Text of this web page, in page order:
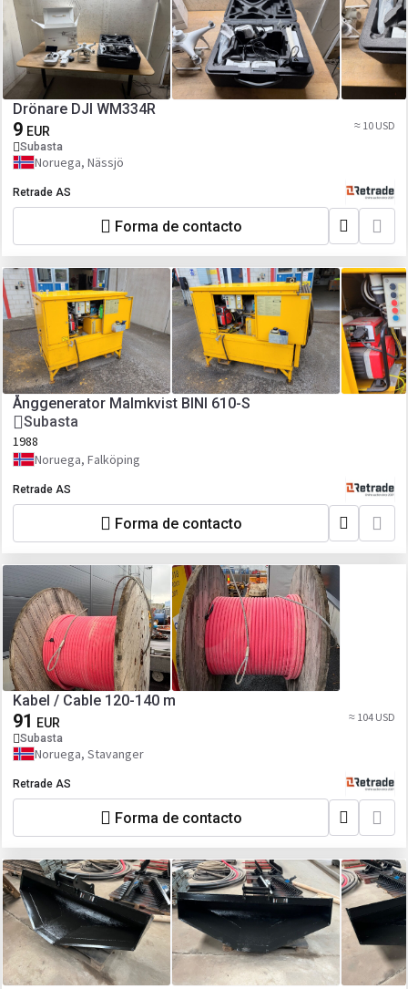
Drönare DJI WM334R
9 EUR
Subasta
≈ 10 USD
Noruega, Nässjö
Retrade AS
Forma de contacto
Ånggenerator Malmkvist BINI 610-S
Subasta
1988
Noruega, Falköping
Retrade AS
Forma de contacto
Kabel / Cable 120-140 m
91 EUR
Subasta
≈ 104 USD
Noruega, Stavanger
Retrade AS
Forma de contacto